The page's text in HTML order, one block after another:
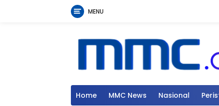
MENU
Home MMC News Nasional